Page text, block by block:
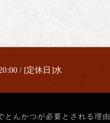
/ [定休日]水
とんかつが必要とされる理由